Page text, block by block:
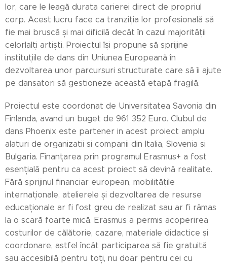
lor, care le leagă durata carierei direct de propriul
corp. Acest lucru face ca tranziția lor profesională să
fie mai bruscă și mai dificilă decât în cazul majorității
celorlalți artiști. Proiectul își propune să sprijine
instituțiile de dans din Uniunea Europeană în
dezvoltarea unor parcursuri structurate care să îi ajute
pe dansatori să gestioneze această etapă fragilă.
Proiectul este coordonat de Universitatea Savonia din
Finlanda, avand un buget de 961 352 Euro. Clubul de
dans Phoenix este partener in acest proiect amplu
alaturi de organizatii si companii din Italia, Slovenia si
Bulgaria. Finanțarea prin programul Erasmus+ a fost
esențială pentru ca acest proiect să devină realitate.
Fără sprijinul financiar european, mobilitățile
internaționale, atelierele și dezvoltarea de resurse
educaționale ar fi fost greu de realizat sau ar fi rămas
la o scară foarte mică. Erasmus a permis acoperirea
costurilor de călătorie, cazare, materiale didactice și
coordonare, astfel încât participarea să fie gratuită
sau accesibilă pentru toți, nu doar pentru cei cu